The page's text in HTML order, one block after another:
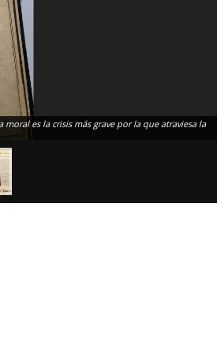
es la crisis más grave por la que atraviesa la